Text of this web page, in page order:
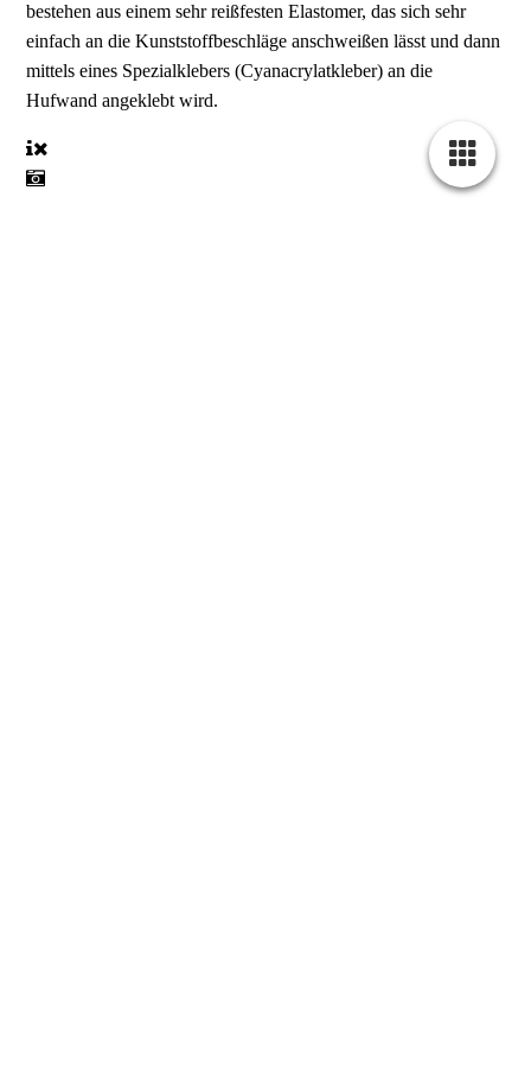
bestehen aus einem sehr reißfesten Elastomer, das sich sehr
einfach an die Kunststoffbeschläge anschweißen lässt und dann
mittels eines Spezialklebers (Cyanacrylatkleber) an die
Hufwand angeklebt wird.